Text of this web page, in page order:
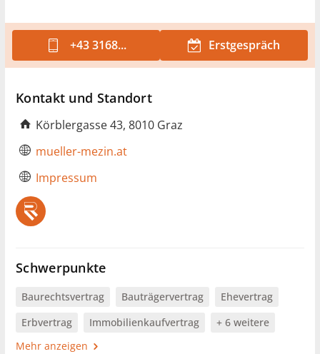
+43 3168... Erstgespräch
Kontakt und Standort
Körblergasse 43, 8010 Graz
mueller-mezin.at
Impressum
Schwerpunkte
Baurechtsvertrag Bauträgervertrag
Ehevertrag
Erbvertrag
Immobilienkaufvertrag
+ 6 weitere
Mehr anzeigen